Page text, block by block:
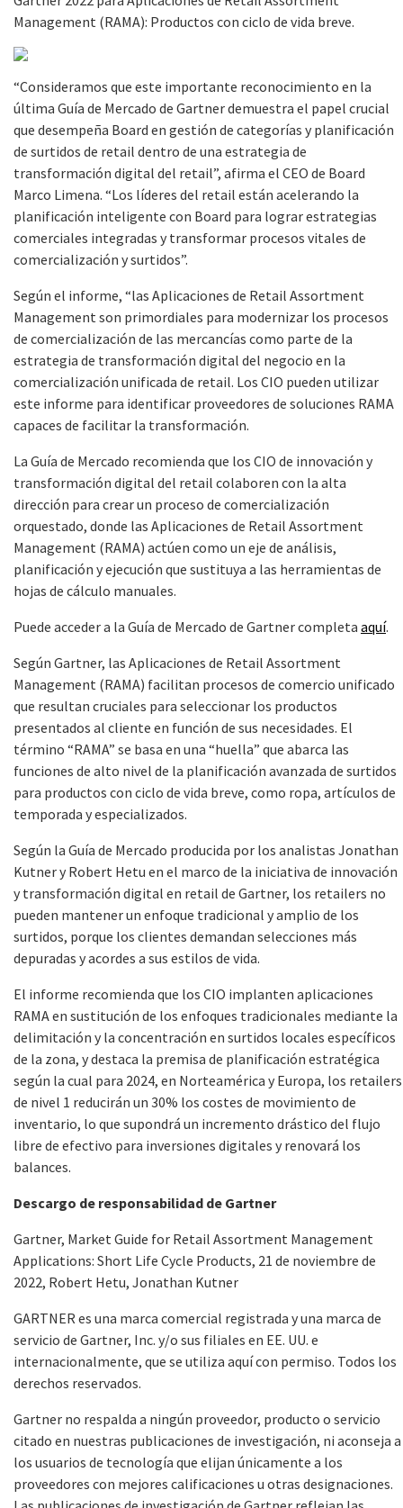
Management (RAMA): Productos con ciclo de vida breve.
“Consideramos que este importante reconocimiento en la
última Guía de Mercado de Gartner demuestra el papel crucial
que desempeña Board en gestión de categorías y planificación
de surtidos de retail dentro de una estrategia de
transformación digital del retail”, afirma el CEO de Board
Marco Limena. “Los líderes del retail están acelerando la
planificación inteligente con Board para lograr estrategias
comerciales integradas y transformar procesos vitales de
comercialización y surtidos”.
Según el informe, “las Aplicaciones de Retail Assortment
Management son primordiales para modernizar los procesos
de comercialización de las mercancías como parte de la
estrategia de transformación digital del negocio en la
comercialización unificada de retail. Los CIO pueden utilizar
este informe para identificar proveedores de soluciones RAMA
capaces de facilitar la transformación.
La Guía de Mercado recomienda que los CIO de innovación y
transformación digital del retail colaboren con la alta
dirección para crear un proceso de comercialización
orquestado, donde las Aplicaciones de Retail Assortment
Management (RAMA) actúen como un eje de análisis,
planificación y ejecución que sustituya a las herramientas de
hojas de cálculo manuales.
Puede acceder a la Guía de Mercado de Gartner completa aquí.
Según Gartner, las Aplicaciones de Retail Assortment
Management (RAMA) facilitan procesos de comercio unificado
que resultan cruciales para seleccionar los productos
presentados al cliente en función de sus necesidades. El
término “RAMA” se basa en una “huella” que abarca las
funciones de alto nivel de la planificación avanzada de surtidos
para productos con ciclo de vida breve, como ropa, artículos de
temporada y especializados.
Según la Guía de Mercado producida por los analistas Jonathan
Kutner y Robert Hetu en el marco de la iniciativa de innovación
y transformación digital en retail de Gartner, los retailers no
pueden mantener un enfoque tradicional y amplio de los
surtidos, porque los clientes demandan selecciones más
depuradas y acordes a sus estilos de vida.
El informe recomienda que los CIO implanten aplicaciones
RAMA en sustitución de los enfoques tradicionales mediante la
delimitación y la concentración en surtidos locales específicos
de la zona, y destaca la premisa de planificación estratégica
según la cual para 2024, en Norteamérica y Europa, los retailers
de nivel 1 reducirán un 30% los costes de movimiento de
inventario, lo que supondrá un incremento drástico del flujo
libre de efectivo para inversiones digitales y renovará los
balances.
Descargo de responsabilidad de Gartner
Gartner, Market Guide for Retail Assortment Management
Applications: Short Life Cycle Products, 21 de noviembre de
2022, Robert Hetu, Jonathan Kutner
GARTNER es una marca comercial registrada y una marca de
servicio de Gartner, Inc. y/o sus filiales en EE. UU. e
internacionalmente, que se utiliza aquí con permiso. Todos los
derechos reservados.
Gartner no respalda a ningún proveedor, producto o servicio
citado en nuestras publicaciones de investigación, ni aconseja a
los usuarios de tecnología que elijan únicamente a los
proveedores con mejores calificaciones u otras designaciones.